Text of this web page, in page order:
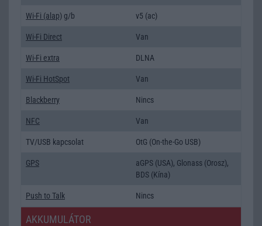
Wi-Fi (alap) g/b v5 (ac)
Wi-Fi Direct Van
Wi-Fi extra DLNA
Wi-Fi HotSpot Van
Blackberry Nincs
NFC Van
TV/USB kapcsolat OtG (On-the-Go USB)
GPS
aGPS (USA), Glonass (Orosz),
BDS (Kína)
Push to Talk Nincs
AKKUMULÁTOR